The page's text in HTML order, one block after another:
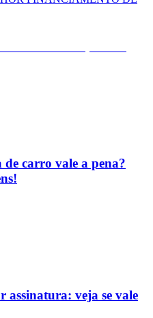
carro vale a pena?
assinatura: veja se vale